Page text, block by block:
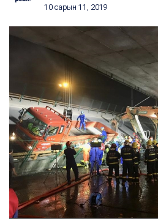
10 сарын 11, 2019